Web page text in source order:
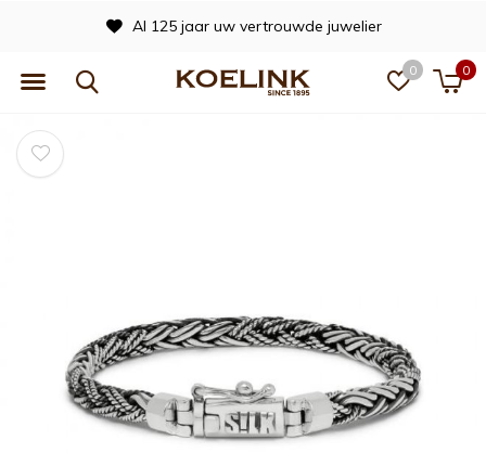
0 0
Al 125 jaar uw vertrouwde juwelier